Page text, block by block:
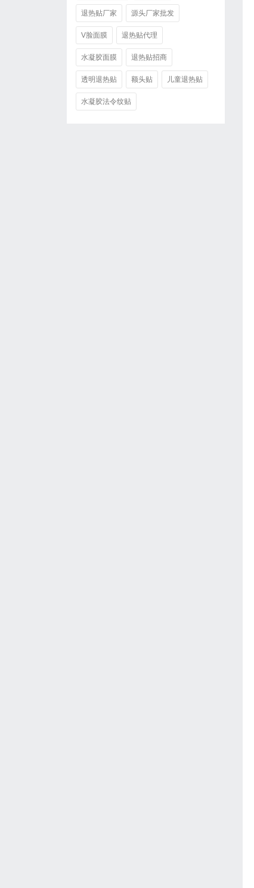
退热贴厂家 源头厂家批发
V脸面膜 退热贴代理
水凝胶面膜 退热贴招商
透明退热贴 额头贴 儿童退热贴
水凝胶法令纹贴